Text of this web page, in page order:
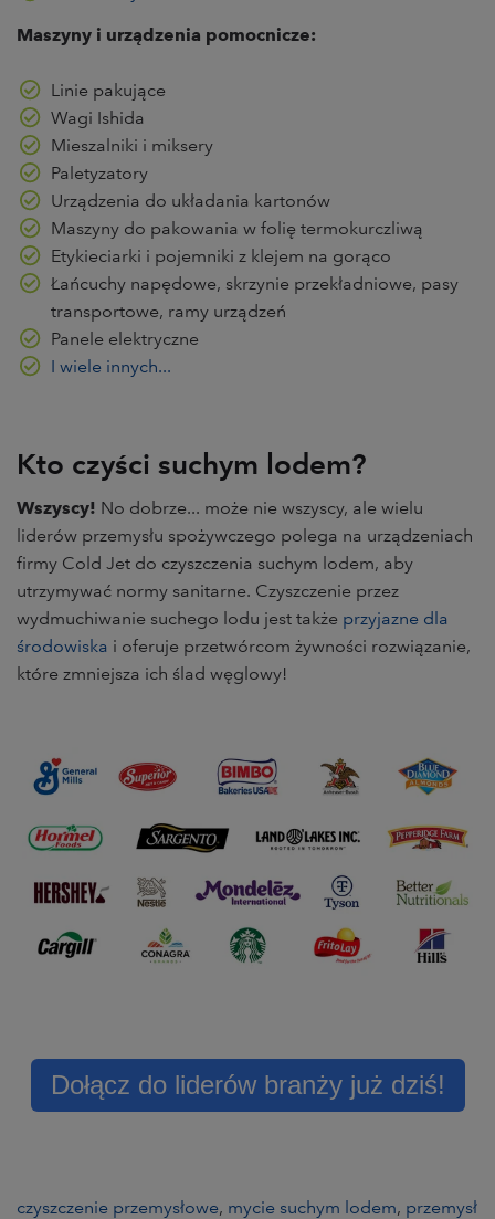
Maszyny i urządzenia pomocnicze:
Linie pakujące
Wagi Ishida
Mieszalniki i miksery
Paletyzatory
Urządzenia do układania kartonów
Maszyny do pakowania w folię termokurczliwą
Etykieciarki i pojemniki z klejem na gorąco
Łańcuchy napędowe, skrzynie przekładniowe, pasy
transportowe, ramy urządzeń
Panele elektryczne
I wiele innych...
Kto czyści suchym lodem?
Wszyscy! No dobrze... może nie wszyscy, ale wielu
liderów przemysłu spożywczego polega na urządzeniach
firmy Cold Jet do czyszczenia suchym lodem, aby
utrzymywać normy sanitarne. Czyszczenie przez
wydmuchiwanie suchego lodu jest także przyjazne dla
środowiska i oferuje przetwórcom żywności rozwiązanie,
które zmniejsza ich ślad węglowy!
Dołącz do liderów branży już dziś!
czyszczenie przemysłowe, mycie suchym lodem, przemysł